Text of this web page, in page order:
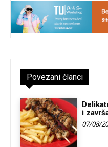
Povezani članci
i
07/08/